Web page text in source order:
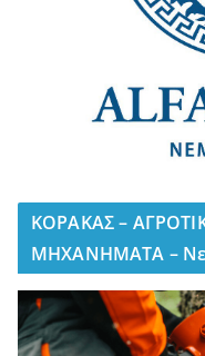
ΚΟΡΑΚΑΣ –
ΜΗΧΑΝΗΜΑΤΑ –